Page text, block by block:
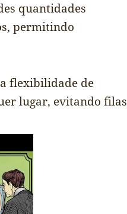
quantidades
permitindo
flexibilidade de
lugar, evitando filas